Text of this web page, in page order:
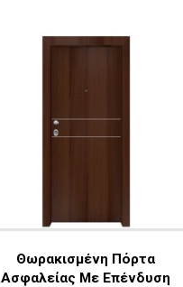
Θωρακισμένη Πόρτα
Ασφαλείας Με Επένδυση